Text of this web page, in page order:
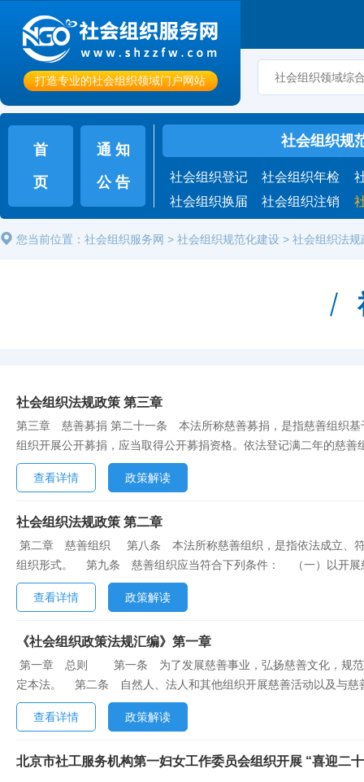
打造专业的社会组织领域门户网站
首
页
通 知
公 告
社会组织规
社会组织登记 社会组织年检
社会组织换届
社会组织注销
您当前位置： 社会组织服务网 > 社会组织规范化建设 > 社会组织法规
社会组织法规政策 第三章
第三章 慈善募捐 第二十一条 本法所称慈善募捐，是指慈善组织基
组织开展公开募捐，应当取得公开募捐资格。依法登记满二年的慈
内部治理结构健全、运作规范的条件的，发给公开募捐资格证书；
会团体，由民政部门直接发给公开募捐资格证书。第二十三条 开
查看详情 政策解读
社会组织法规政策 第二章
第二章 慈善组织 第八条 本法所称慈善组织，是指依法成立、符
组织形式。 第九条 慈善组织应当符合下列条件： （一）以开
查看详情 政策解读
《社会组织政策法规汇编》第一章
第一章 总则 第一条 为了发展慈善事业，弘扬慈善文化，规范慈
定本法。 第二条 自然人、法人和其他组织开展慈善活动以及与
其他组织以捐赠财产或者提供服务等方式，自愿开展的下列公益活动
查看详情
政策解读
北京市社工服务机构第一妇女工作委员会组织开展 “喜迎二